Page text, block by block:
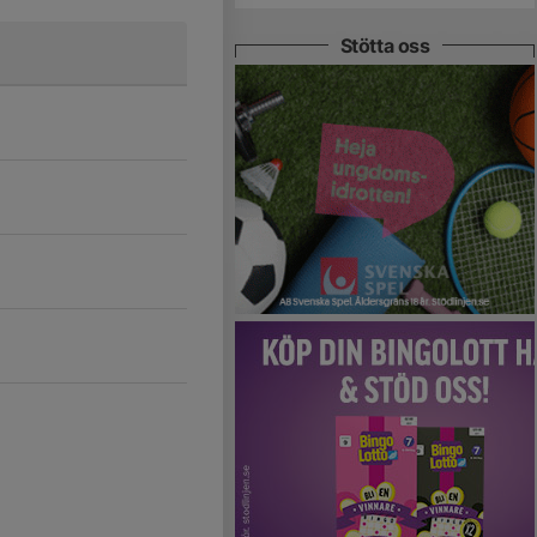
Stötta oss